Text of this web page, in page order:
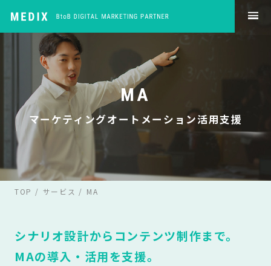
MA
マーケティングオートメーション活用支援
TOP サービス MA
シナリオ設計からコンテンツ制作まで。
MAの導入・活用を支援。